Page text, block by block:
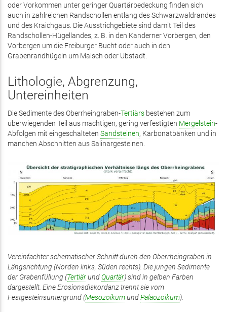
oder Vorkommen unter geringer Quartärbedeckung finden sich
auch in zahlreichen Randschollen entlang des Schwarzwaldrandes
und des Kraichgaus. Die Ausstrichgebiete sind damit Teil des
Randschollen-Hügellandes, z. B. in den Kanderner Vorbergen, den
Vorbergen um die Freiburger Bucht oder auch in den
Grabenrandhügeln um Malsch oder Ubstadt.
Lithologie, Abgrenzung,
Untereinheiten
Die Sedimente des Oberrheingraben-Tertiärs bestehen zum
überwiegenden Teil aus mächtigen, gering verfestigten Mergelstein-
Abfolgen mit eingeschalteten Sandsteinen, Karbonatbänken und in
manchen Abschnitten aus Salinargesteinen.
Vereinfachter schematischer Schnitt durch den Oberrheingraben in
Längsrichtung (Norden links, Süden rechts). Die jungen Sedimente
der Grabenfüllung (TertiärundQuartär) sind in gelben Farben
dargestellt. Eine Erosionsdiskordanz trennt sie vom
Festgesteinsuntergrund (MesozoikumundPaläozoikum).